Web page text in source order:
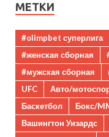
МЕТКИ
#olimpbet суперлига
#женская сборная
#мужская сборная
UFC
Авто/
Баскетбол
Бокс/
Вашингтон Уизардс